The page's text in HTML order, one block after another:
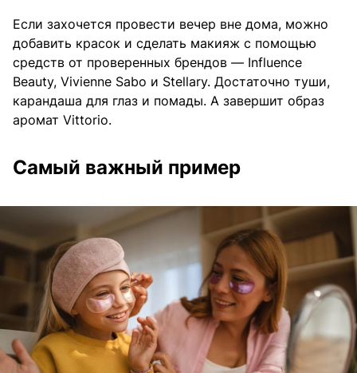
Если захочется провести вечер вне дома, можно
добавить красок и сделать макияж с помощью
средств от проверенных брендов — Influence
Beauty, Vivienne Sabo и Stellary. Достаточно туши,
карандаша для глаз и помады. А завершит образ
аромат Vittorio.
Самый важный пример